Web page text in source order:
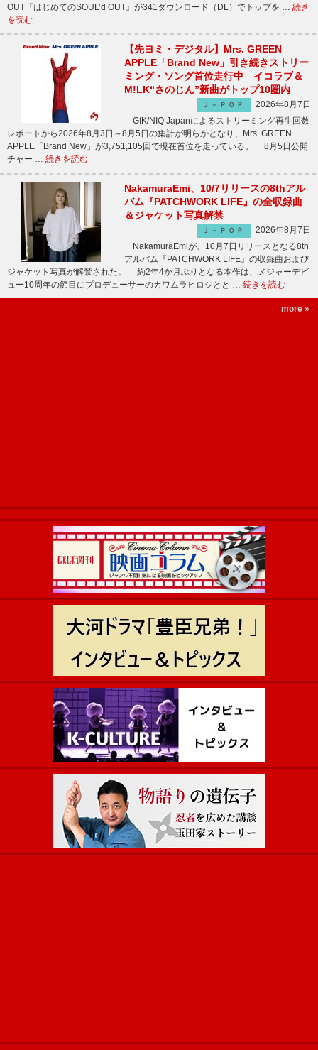
OUT『はじめてのSOUL’d OUT』が341ダウンロード（DL）でトップを … 続き
を読む
【先ヨミ・デジタル】Mrs. GREEN
APPLE「Brand New」引き続きストリー
ミング・ソング首位走行中 イコラブ＆
M!LK“さのじん”新曲がトップ10圏内
Ｊ－ＰＯＰ
2026年8月7日
GfK/NIQ Japanによるストリーミング再生回数
レポートから2026年8月3日～8月5日の集計が明らかとなり、Mrs. GREEN
APPLE「Brand New」が3,751,105回で現在首位を走っている。 8月5日公開
チャー … 続きを読む
NakamuraEmi、10/7リリースの8thアル
バム『PATCHWORK LIFE』の全収録曲
＆ジャケット写真解禁
Ｊ－ＰＯＰ
2026年8月7日
NakamuraEmiが、10月7日リリースとなる8th
アルバム『PATCHWORK LIFE』の収録曲および
ジャケット写真が解禁された。 約2年4か月ぶりとなる本作は、メジャーデビ
ュー10周年の節目にプロデューサーのカワムラヒロシとと … 続きを読む
more »